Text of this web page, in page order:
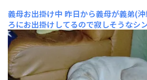
義母お出掛け中 昨日から義母が義弟(
ろにお出掛けしてるので寂しそうなシ
んの定位置のソファの横でションボリ
帰ってくるからな🤗